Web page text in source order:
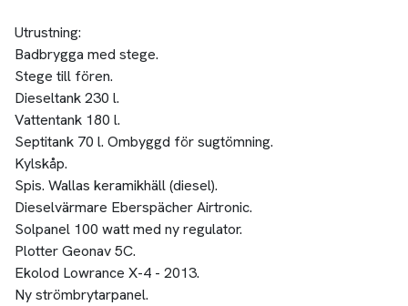
Utrustning:
Badbrygga med stege.
Stege till fören.
Dieseltank 230 l.
Vattentank 180 l.
Septitank 70 l. Ombyggd för sugtömning.
Kylskåp.
Spis. Wallas keramikhäll (diesel).
Dieselvärmare Eberspächer Airtronic.
Solpanel 100 watt med ny regulator.
Plotter Geonav 5C.
Ekolod Lowrance X-4 - 2013.
Ny strömbrytarpanel.